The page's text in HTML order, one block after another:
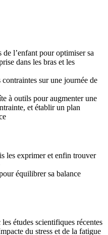
de l’enfant pour optimiser sa
dans les bras et les
contraintes sur une journée de
à outils pour augmenter une
et établir un plan
les exprimer et enfin trouver
équilibrer sa balance
études scientifiques récentes
du stress et de la fatigue